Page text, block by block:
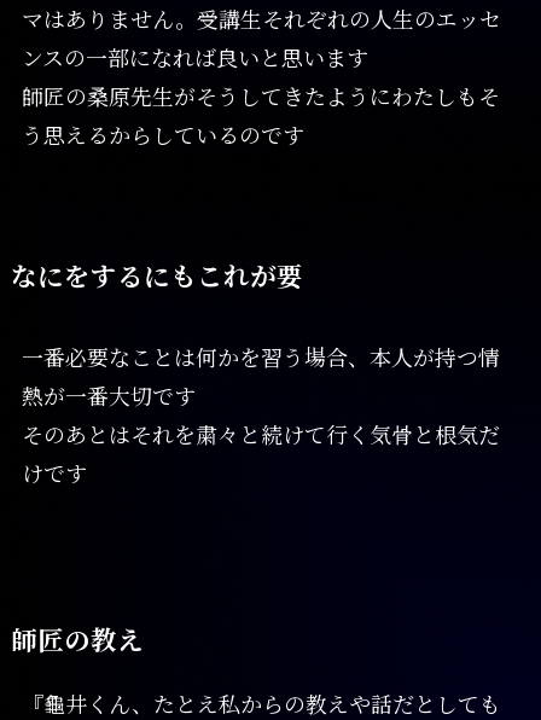
マはありません。受講生それぞれの人生のエッセ
ンスの一部になれば良いと思います
師匠の桑原先生がそうしてきたようにわたしもそ
う思えるからしているのです
なにをするにもこれが要
一番必要なことは何かを習う場合、本人が持つ情
熱が一番大切です
そのあとはそれを粛々と続けて行く気骨と根気だ
けです
師匠の教え
『龜井くん、たとえ私からの教えや話だとしても